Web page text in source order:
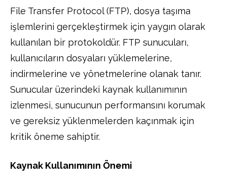
File Transfer Protocol (FTP), dosya taşıma
işlemlerini gerçekleştirmek için yaygın olarak
kullanılan bir protokoldür. FTP sunucuları,
kullanıcıların dosyaları yüklemelerine,
indirmelerine ve yönetmelerine olanak tanır.
Sunucular üzerindeki kaynak kullanımının
izlenmesi, sunucunun performansını korumak
ve gereksiz yüklenmelerden kaçınmak için
kritik öneme sahiptir.
Kaynak Kullanımının Önemi